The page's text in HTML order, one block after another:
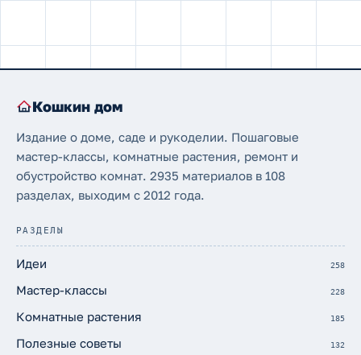
Кошкин дом
Издание о доме, саде и рукоделии. Пошаговые
мастер-классы, комнатные растения, ремонт и
обустройство комнат. 2935 материалов в 108
разделах, выходим с 2012 года.
РАЗДЕЛЫ
Идеи 258
Мастер-классы 228
Комнатные растения 185
Полезные советы 132